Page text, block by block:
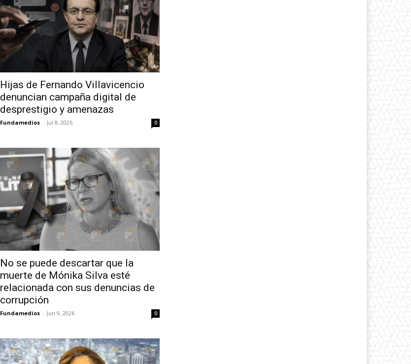
Hijas de Fernando Villavicencio
denuncian campaña digital de
desprestigio y amenazas
Fundamedios - Jul 8, 2026 0
No se puede descartar que la
muerte de Mónika Silva esté
relacionada con sus denuncias de
corrupción
Fundamedios - Jun 9, 2026 0